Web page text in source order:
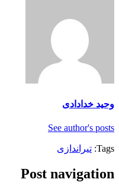
وحید خدادادی
See author's posts
Tags: تیراندازی
Post navigation